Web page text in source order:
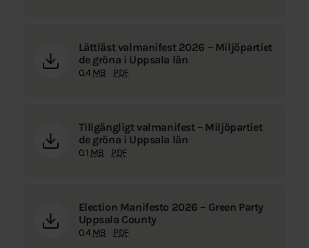
Lättläst valmanifest 2026 – Miljöpartiet
de gröna i Uppsala län
0.4MB PDF
Tillgängligt valmanifest – Miljöpartiet
de gröna i Uppsala län
0.1 MB PDF
Election Manifesto 2026 – Green Party
Uppsala County
0.4MB PDF